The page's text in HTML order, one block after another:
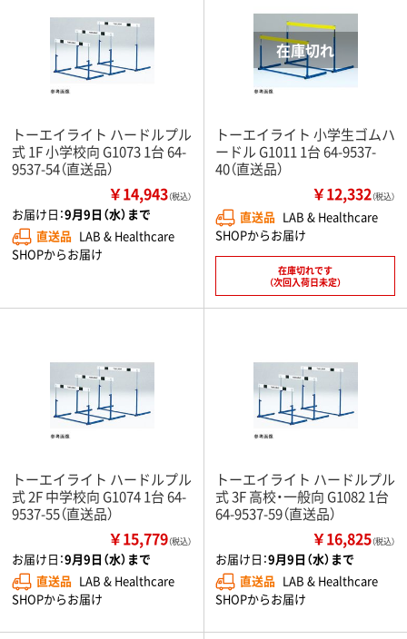
トーエイライト ハードルプル
式 1F 小学校向 G1073 1台 64-
9537-54（直送品）
￥14,943（税込）
お届け日：9月9日（水）まで
直送品 LAB & Healthcare
SHOPからお届け
トーエイライト 小学生ゴムハ
ードル G1011 1台 64-9537-
40（直送品）
￥12,332（税込）
直送品 LAB & Healthcare
SHOPからお届け
在庫切れです
（次回入荷日未定）
トーエイライト ハードルプル
式 2F 中学校向 G1074 1台 64-
9537-55（直送品）
￥15,779（税込）
お届け日：9月9日（水）まで
直送品 LAB & Healthcare
SHOPからお届け
トーエイライト ハードルプル
式 3F 高校・一般向 G1082 1台
64-9537-59（直送品）
￥16,825（税込）
お届け日：9月9日（水）まで
直送品 LAB & Healthcare
SHOPからお届け